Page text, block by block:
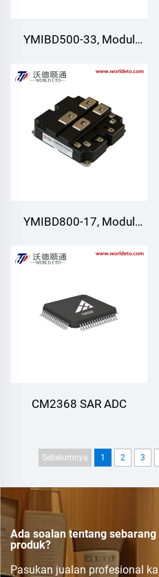
YMIBD500-33, Modul
CRRC
YMIBD800-17, Modul
CM2368 SAR ADC
Sebelumnya 1 2 3
Ada soalan tentang sebarang
produk?
Pasukan jualan profesional